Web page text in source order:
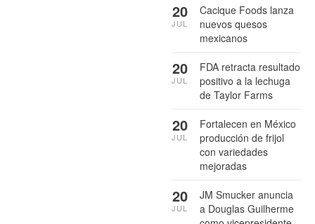
Cacique Foods lanza
nuevos quesos
mexicanos
20
JUL
FDA retracta resultado
positivo a la lechuga
de Taylor Farms
20
JUL
Fortalecen en México
producción de frijol
con variedades
mejoradas
20
JUL
JM Smucker anuncia
a Douglas Guilherme
20
JUL